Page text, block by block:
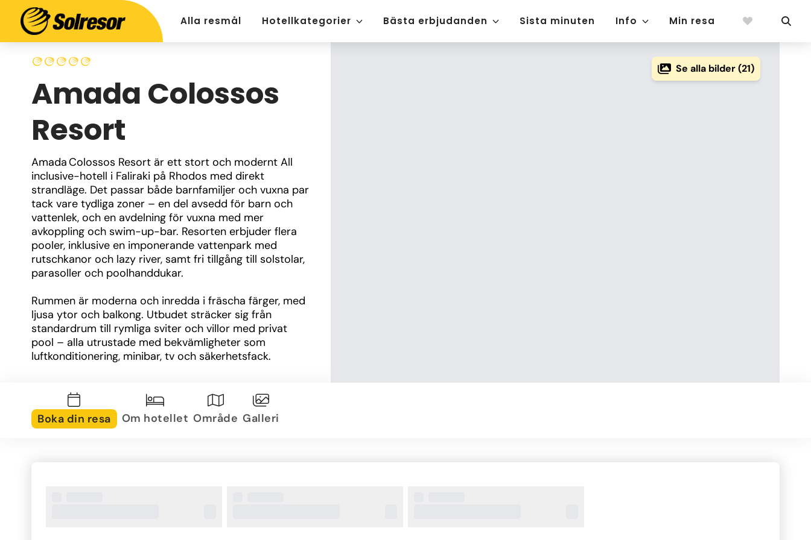
Alla resmål Hotellkategorier Bästa erbjudanden Sista minuten Info Min resa
Amada Colossos
Resort
Amada Colossos Resort är ett stort och modernt All
inclusive-hotell i Faliraki på Rhodos med direkt
strandläge. Det passar både barnfamiljer och vuxna par
tack vare tydliga zoner – en del avsedd för barn och
vattenlek, och en avdelning för vuxna med mer
avkoppling och swim-up-bar. Resorten erbjuder flera
pooler, inklusive en imponerande vattenpark med
rutschkanor och lazy river, samt fri tillgång till solstolar,
parasoller och poolhanddukar.
Rummen är moderna och inredda i fräscha färger, med
ljusa ytor och balkong. Utbudet sträcker sig från
standardrum till rymliga sviter och villor med privat
pool – alla utrustade med bekvämligheter som
luftkonditionering, minibar, tv och säkerhetsfack.
till à la carte-middagar på grekisk, italiensk och asiatisk
restaurang. Drycker, snacks och glass ingår under större
delen av dagen via ultra all inclusive. För den som söker
Se alla bilder (21)
Boka din resa Om hotellet Område Galleri